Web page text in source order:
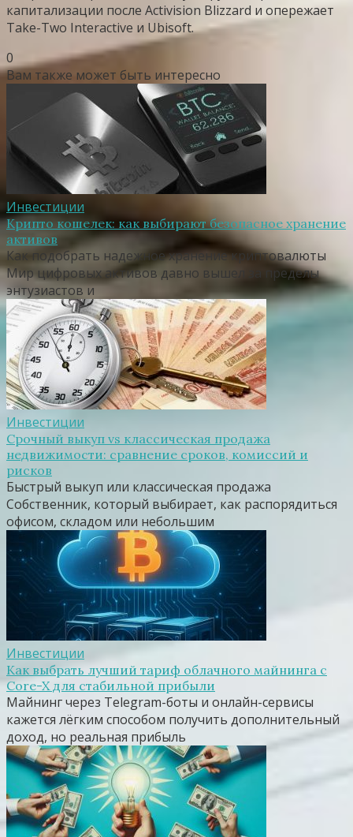
капитализации после Activision Blizzard и опережает
Take-Two Interactive и Ubisoft.
0
Вам также может быть интересно
Инвестиции
Крипто кошелек: как выбирают безопасное хранение
активов
Как подобрать надежное хранение криптовалюты
Мир цифровых активов давно вышел за пределы
энтузиастов и
Инвестиции
Срочный выкуп vs классическая продажа
недвижимости: сравнение сроков, комиссий и
рисков
Быстрый выкуп или классическая продажа
Собственник, который выбирает, как распорядиться
офисом, складом или небольшим
Инвестиции
Как выбрать лучший тариф облачного майнинга с
Core-X для стабильной прибыли
Майнинг через Telegram-боты и онлайн-сервисы
кажется лёгким способом получить дополнительный
доход, но реальная прибыль